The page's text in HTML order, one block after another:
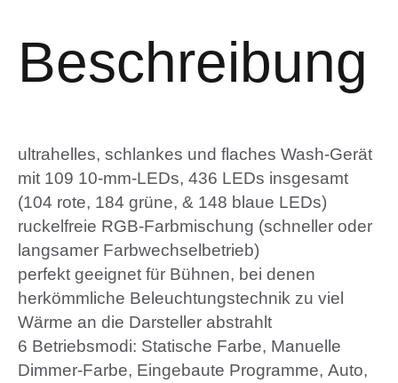
Beschreibung
ultrahelles, schlankes und flaches Wash-Gerät
mit 109 10-mm-LEDs, 436 LEDs insgesamt
(104 rote, 184 grüne, & 148 blaue LEDs)
ruckelfreie RGB-Farbmischung (schneller oder
langsamer Farbwechselbetrieb)
perfekt geeignet für Bühnen, bei denen
herkömmliche Beleuchtungstechnik zu viel
Wärme an die Darsteller abstrahlt
6 Betriebsmodi: Statische Farbe, Manuelle
Dimmer-Farbe, Eingebaute Programme, Auto,